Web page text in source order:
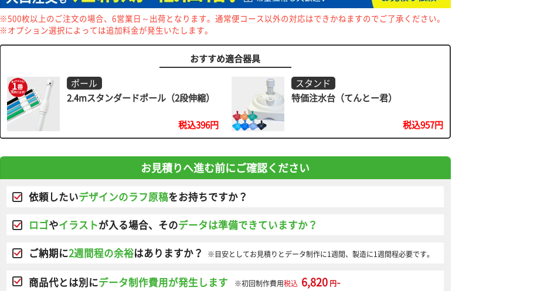
※500枚以上のご注文の場合、6営業日～出荷となります。通常便コース以外の対応はできかねますのでご了承ください。
※オプション選択によっては追加料金が発生いたします。
おすすめ適合器具
ポール
2.4mスタンダードポール（2段伸縮）
税込396円
スタンド
特価注水台（てんとー君）
税込957円
お見積りへ進む前にご確認ください
依頼したいデザインのラフ原稿をお持ちですか？
ロゴやイラストが入る場合、そのデータは準備できていますか？
ご納期に2週間程の余裕はありますか？ ※目安としてお見積りとデータ制作に1週間、製造に1週間程必要です。
商品代とは別にデータ制作費用が発生します ※初回制作費用税込 6,820 円~